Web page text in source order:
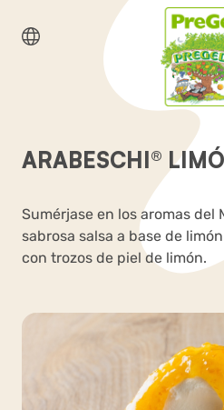
ARABESCHI®
Sumérjase en los aromas del
sabrosa salsa a base de
con trozos de piel de limón.